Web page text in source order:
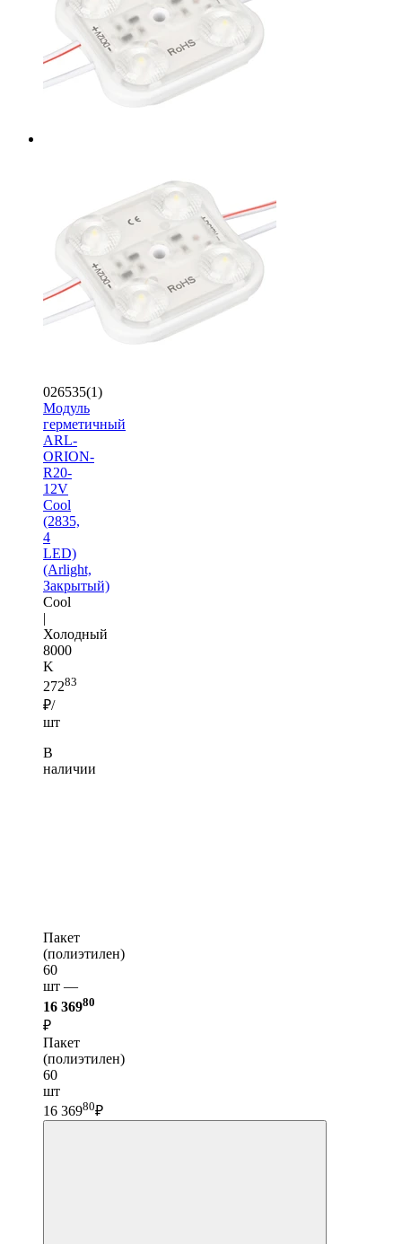
026535(1)
Модуль
герметичный
ARL-
ORION-
R20-
12V
Cool
(2835,
4
LED)
(Arlight,
Закрытый)
Cool
|
Холодный
8000
K
27283
₽/
шт
В
наличии
Пакет
(полиэтилен)
60
шт —
16 36980
₽
Пакет
(полиэтилен)
60
шт
16 36980₽